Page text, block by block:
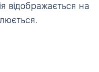
відображається на